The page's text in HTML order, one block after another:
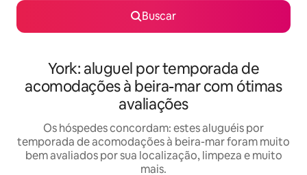
Buscar
York: aluguel por temporada de
acomodações à beira-mar com ótimas
avaliações
Os hóspedes concordam: estes aluguéis por
temporada de acomodações à beira-mar foram muito
bem avaliados por sua localização, limpeza e muito
mais.